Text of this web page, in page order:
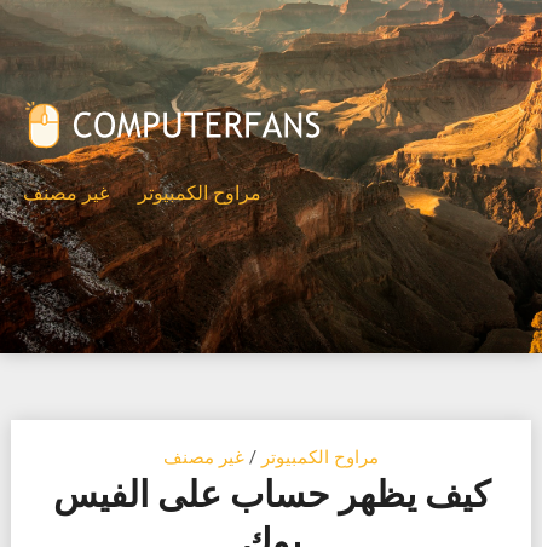
Skip
to
content
مراوح الكمبيوتر غير مصنف
مراوح الكمبيوتر / غير مصنف
كيف يظهر حساب على الفيس